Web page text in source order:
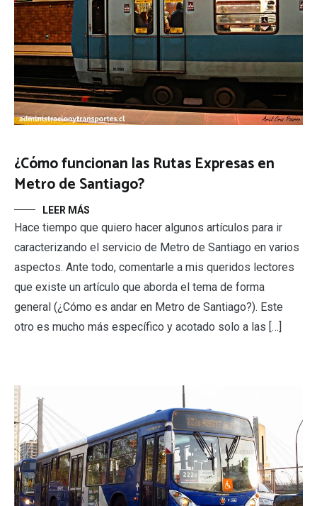
¿Cómo funcionan las Rutas Expresas en
Metro de Santiago?
LEER MÁS
Hace tiempo que quiero hacer algunos artículos para ir
caracterizando el servicio de Metro de Santiago en varios
aspectos. Ante todo, comentarle a mis queridos lectores
que existe un artículo que aborda el tema de forma
general (¿Cómo es andar en Metro de Santiago?). Este
otro es mucho más específico y acotado solo a las […]